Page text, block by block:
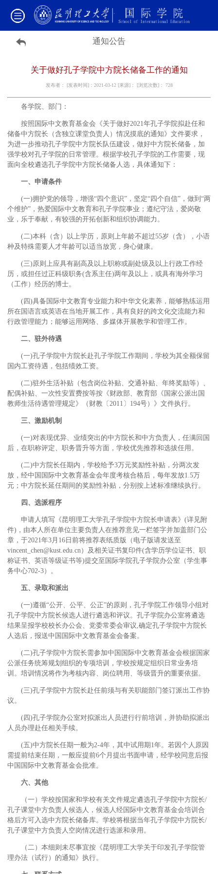
通知公告
关于做好孔子学院中方院长储备工作的通知
发布者： [发表时间]：2021-03-12 [来源]： [浏览次数]： 728
各学院、部门：
按照国际中文教育基金会《关于做好2021年孔子学院拟赴任和
储备中方院长（含独立课堂负责人）情况摸底的通知》文件要求，
为进一步推动孔子学院中方院长队伍建设，做好中方院长储备，加
强学校对孔子学院的日常管理。根据学校孔子学院的工作需要，现
面向全校遴选孔子学院中方院长储备人选，具体通知下：
一、申请条件
(一)拥护党的领导，增强“四个意识”，坚定“四个自信”，做到“两
个维护”，热爱国际中文教育和孔子学院事业；遵纪守法，爱岗敬
业，乐于奉献，有较强的开拓创新和组织协调能力。
(二)本科（含）以上学历，原则上年龄不超过55岁（含），小语
种及特殊需要人才年龄可以适当放宽，身心健康。
(三)原则上应具有副高及以上职称或副处级及以上行政工作经
历，或担任过正科级职务(含系主任)两年及以上，或具有海外学习
（工作）经历的博士。
(四)具备国际中文教育专业能力和中华文化素养，能够熟练运用
所在国语言或英语在当地开展工作，具有良好的跨文化交流能力和
行政管理能力；能够运用网络、多媒体开展教学和管理工作。
二、驻外待遇
(一)孔子学院中方院长赴孔子学院工作期间，学校为其全额保留
国内工资待遇，包括绩效工资。
(二)驻外生活补贴（包含岗位补贴、交通补贴、年终奖励等）、
配偶补贴、一次性安置费按等按《财政部、教育部《国家公派出国
教师生活待遇管理规定》（财教〔2011〕194号）》文件执行。
三、激励机制
(一)对表现优异、业绩突出的中方院长和中方负责人，任满回国
后，在职称评定、职务晋升等方面，学校优先推荐和选拔任用。
(二)中方院长任期内，学校给予3万元奖励性补贴，分两次发
放，经中国国际中文教育基金会年度考核合格后，每年发放1.5万
元；中方院长延任期间的奖励性补贴，分别按上述标准继续执行。
四、选派程序
申请人填写《昆明理工大学孔子学院中方院长申请表》(详见附
件)，由本人所在单位主要负责人在推荐意见一栏签字并加盖部门公
章，于2021年3月16日前将推荐表纸质版（电子版请发送至
vincent_chen@kust.edu.cn）及相关证书复印件(含学历学位证书、职
称证书、英语等级证书等)提交至国际学院孔子学院办公室（学生事
务中心702-3）。
五、录取和派出
(一)遵循“公开、公平、公正”的原则，孔子学院工作领导小组对
孔子学院中方院长候选人进行遴选和评议。孔子学院办公室将遴选
结果呈报学校校长办公会、党委常委会审议,确定孔子学院中方院长
人选后，报送中国国际中文教育基金会备案。
(二)孔子学院中方院长需参加中国国际中文教育基金会根据国家
公派任务统筹规划组织的专项培训，学校按规定组织日常业务培
训。培训情况将作为考核内容、岗位聘用、等级晋升的重要依据。
(三)孔子学院中方院长赴任前须与有关职能部门签订派出工作协
议。
(四)孔子学院办公室对拟派出人员进行行前培训，并协助拟派出
人员办理赴任相关手续。
(五)中方院长任期一般为2-4年，其中试用期1年。若因个人原因
需提前结束任期，一般应提前6个月提出书面申请，经学校同意后报
中国国际中文教育基金会批准。
六、其他
（一）学校按国家和学校有关文件规定遴选孔子学院中方院长/
孔子课堂中方负责人候选人，候选人经国际中文教育基金会培训合
格后方可入选中方院长储备库。学校将根据当年孔子学院中方院长/
孔子课堂中方负责人空岗情况进行选派和录用。
（二）本细则未尽事宜按《昆明理工大学关于印发孔子学院管
理办法（试行）的通知》执行。